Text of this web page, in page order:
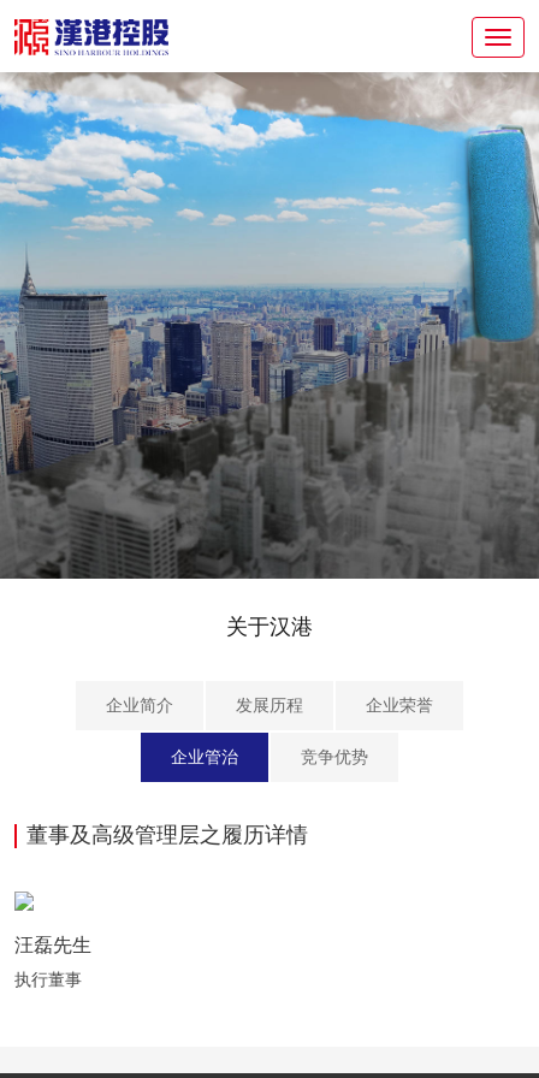
关于汉港
企业简介 发展历程 企业荣誉
企业管治 竞争优势
董事及高级管理层之履历详情
汪磊先生
执行董事